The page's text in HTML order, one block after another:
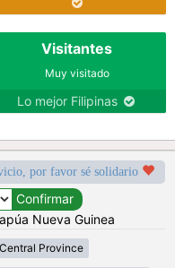
Visitantes
Muy visitado
Lo mejor Filipinas
por favor sé solidario
Nueva Guinea
Province